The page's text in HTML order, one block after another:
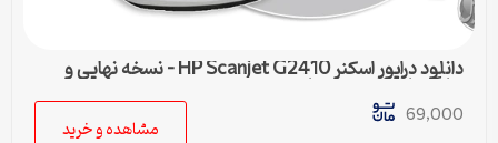
دانلود درایور اسکنر HP Scanjet G2410 – نسخه نهایی و
سازگار با تمام ویندوزها
69,000
مشاهده و خرید